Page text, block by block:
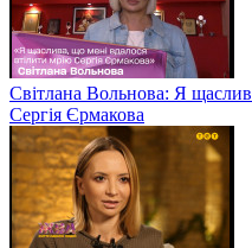
Світлана Вольнова: Я
Сергія Єрмакова